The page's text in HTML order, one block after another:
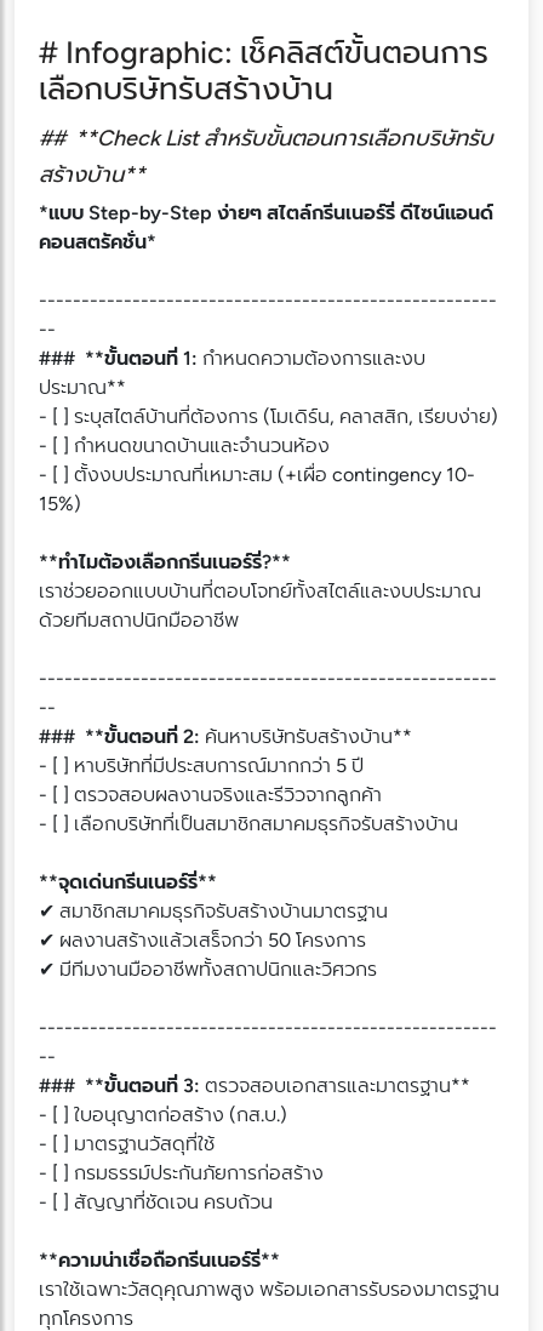
# Infographic: เช็คลิสต์ขั้นตอนการ
เลือกบริษัทรับสร้างบ้าน
## **Check List สำหรับขั้นตอนการเลือกบริษัทรับ
สร้างบ้าน**
*แบบ Step-by-Step ง่ายๆ สไตล์กรีนเนอร์รี่ ดีไซน์แอนด์
คอนสตรัคชั่น*
------------------------------------------------------
--
### **ขั้นตอนที่ 1: กำหนดความต้องการและงบ
ประมาณ**
- [ ] ระบุสไตล์บ้านที่ต้องการ (โมเดิร์น, คลาสสิก, เรียบง่าย)
- [ ] กำหนดขนาดบ้านและจำนวนห้อง
- [ ] ตั้งงบประมาณที่เหมาะสม (+เผื่อ contingency 10-
15%)
**ทำไมต้องเลือกกรีนเนอร์รี่?**
เราช่วยออกแบบบ้านที่ตอบโจทย์ทั้งสไตล์และงบประมาณ
ด้วยทีมสถาปนิกมืออาชีพ
------------------------------------------------------
--
### **ขั้นตอนที่ 2: ค้นหาบริษัทรับสร้างบ้าน**
- [ ] หาบริษัทที่มีประสบการณ์มากกว่า 5 ปี
- [ ] ตรวจสอบผลงานจริงและรีวิวจากลูกค้า
- [ ] เลือกบริษัทที่เป็นสมาชิกสมาคมธุรกิจรับสร้างบ้าน
**จุดเด่นกรีนเนอร์รี่**
✔ สมาชิกสมาคมธุรกิจรับสร้างบ้านมาตรฐาน
✔ ผลงานสร้างแล้วเสร็จกว่า 50 โครงการ
✔ มีทีมงานมืออาชีพทั้งสถาปนิกและวิศวกร
------------------------------------------------------
--
### **ขั้นตอนที่ 3: ตรวจสอบเอกสารและมาตรฐาน**
- [ ] ใบอนุญาตก่อสร้าง (กส.บ.)
- [ ] มาตรฐานวัสดุที่ใช้
- [ ] กรมธรรม์ประกันภัยการก่อสร้าง
- [ ] สัญญาที่ชัดเจน ครบถ้วน
**ความน่าเชื่อถือกรีนเนอร์รี่**
เราใช้เฉพาะวัสดุคุณภาพสูง พร้อมเอกสารรับรองมาตรฐาน
ทุกโครงการ